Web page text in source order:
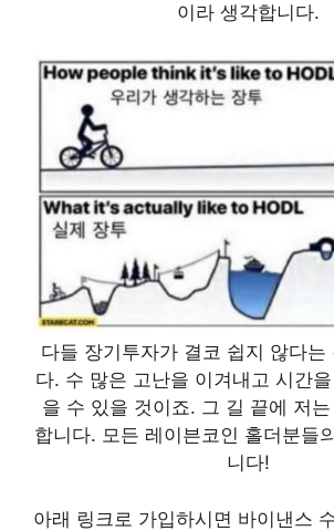
이라 생각합니다.
다들 장기투자가 결코 쉽지 않다는
다. 수 많은 고난을 이겨내고 시간
을 수 있을 것이죠. 그 길 끝에 저
합니다. 모든 레이븐코인 홀더분들
니다!
아래 링크로 가입하시면 바이낸스